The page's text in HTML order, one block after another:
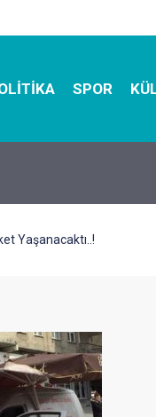
SPOR
Dayanıklı ve
Yaşanacaktı..!